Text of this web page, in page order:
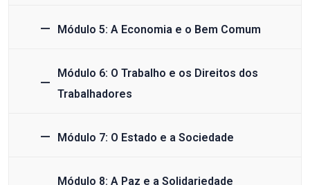
Módulo 5: A Economia e o Bem Comum
Módulo 6: O Trabalho e os Direitos dos
Trabalhadores
Módulo 7: O Estado e a Sociedade
Módulo 8: A Paz e a Solidariedade